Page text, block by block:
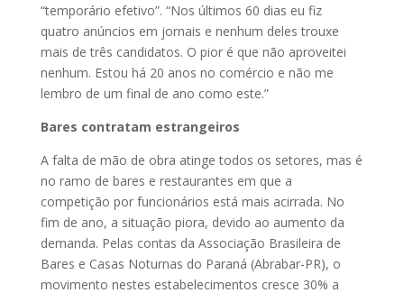
“temporário efetivo”. “Nos últimos 60 dias eu fiz
quatro anúncios em jornais e nenhum deles trouxe
mais de três candidatos. O pior é que não aproveitei
nenhum. Estou há 20 anos no comércio e não me
lembro de um final de ano como este.”
Bares contratam estrangeiros
A falta de mão de obra atinge todos os setores, mas é
no ramo de bares e restaurantes em que a
competição por funcionários está mais acirrada. No
fim de ano, a situação piora, devido ao aumento da
demanda. Pelas contas da Associação Brasileira de
Bares e Casas Noturnas do Paraná (Abrabar-PR), o
movimento nestes estabelecimentos cresce 30% a